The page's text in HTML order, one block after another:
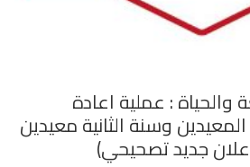
: عملية اعادة
وسنة الثانية معيدين
جديد تصحيحي)